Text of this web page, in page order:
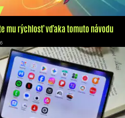
mu rýchlosť vďaka tomuto návodu